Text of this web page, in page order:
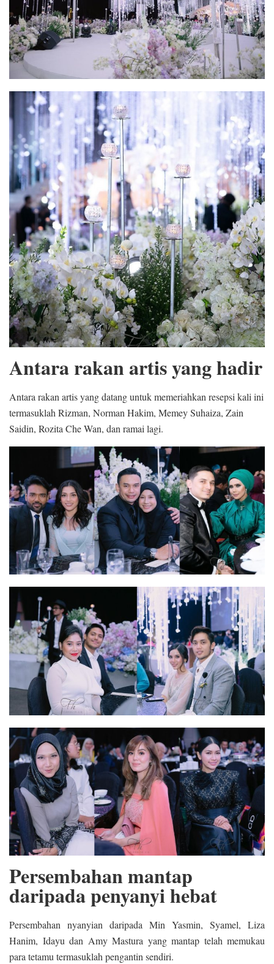
Antara rakan artis yang hadir
Antara rakan artis yang datang untuk memeriahkan resepsi kali ini
termasuklah Rizman, Norman Hakim, Memey Suhaiza, Zain
Saidin, Rozita Che Wan, dan ramai lagi.
Persembahan mantap
daripada penyanyi hebat
Persembahan nyanyian daripada Min Yasmin, Syamel, Liza
Hanim, Idayu dan Amy Mastura yang mantap telah memukau
para tetamu termasuklah pengantin sendiri.